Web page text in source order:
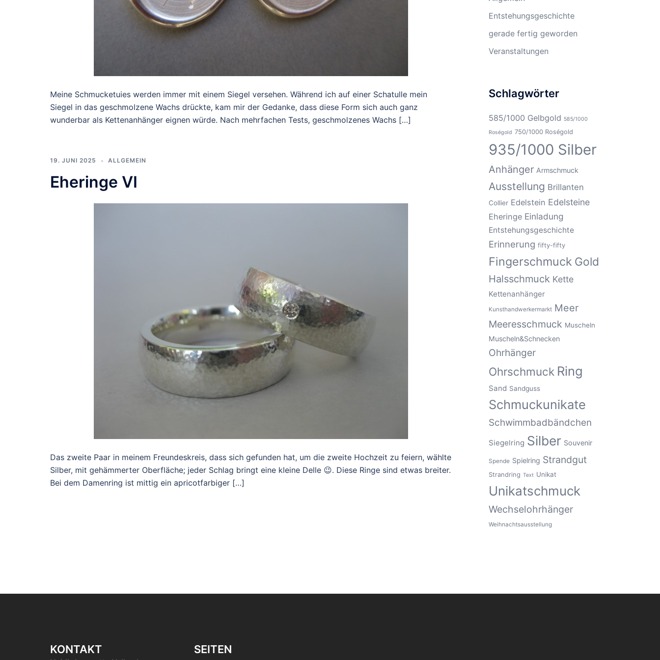
Meine Schmucketuies werden immer mit einem Siegel versehen. Während ich auf einer Schatulle mein
Siegel in das geschmolzene Wachs drückte, kam mir der Gedanke, dass diese Form sich auch ganz
wunderbar als Kettenanhänger eignen würde. Nach mehrfachen Tests, geschmolzenes Wachs […]
19. JUNI 2025 ALLGEMEIN
Eheringe VI
Das zweite Paar in meinem Freundeskreis, dass sich gefunden hat, um die zweite Hochzeit zu feiern, wählte
Silber, mit gehämmerter Oberfläche; jeder Schlag bringt eine kleine Delle 😉. Diese Ringe sind etwas breiter.
Bei dem Damenring ist mittig ein apricotfarbiger […]
Entstehungsgeschichte
gerade fertig geworden
Veranstaltungen
Schlagwörter
585/1000 Gelbgold 585/1000
Roségold 750/1000 Roségold
935/1000 Silber
Anhänger Armschmuck
Ausstellung Brillanten
Collier Edelstein Edelsteine
Eheringe Einladung
Entstehungsgeschichte
Erinnerung fifty-fifty
Fingerschmuck Gold
Halsschmuck Kette
Kettenanhänger
Kunsthandwerkermarkt Meer
Meeresschmuck Muscheln
Muscheln&Schnecken
Ohrhänger
Ohrschmuck Ring
Sand Sandguss
Schmuckunikate
Schwimmbadbändchen
Siegelring Silber Souvenir
Spende Spielring Strandgut
Strandring Text Unikat
Unikatschmuck
Wechselohrhänger
Weihnachtsausstellung
KONTAKT SEITEN